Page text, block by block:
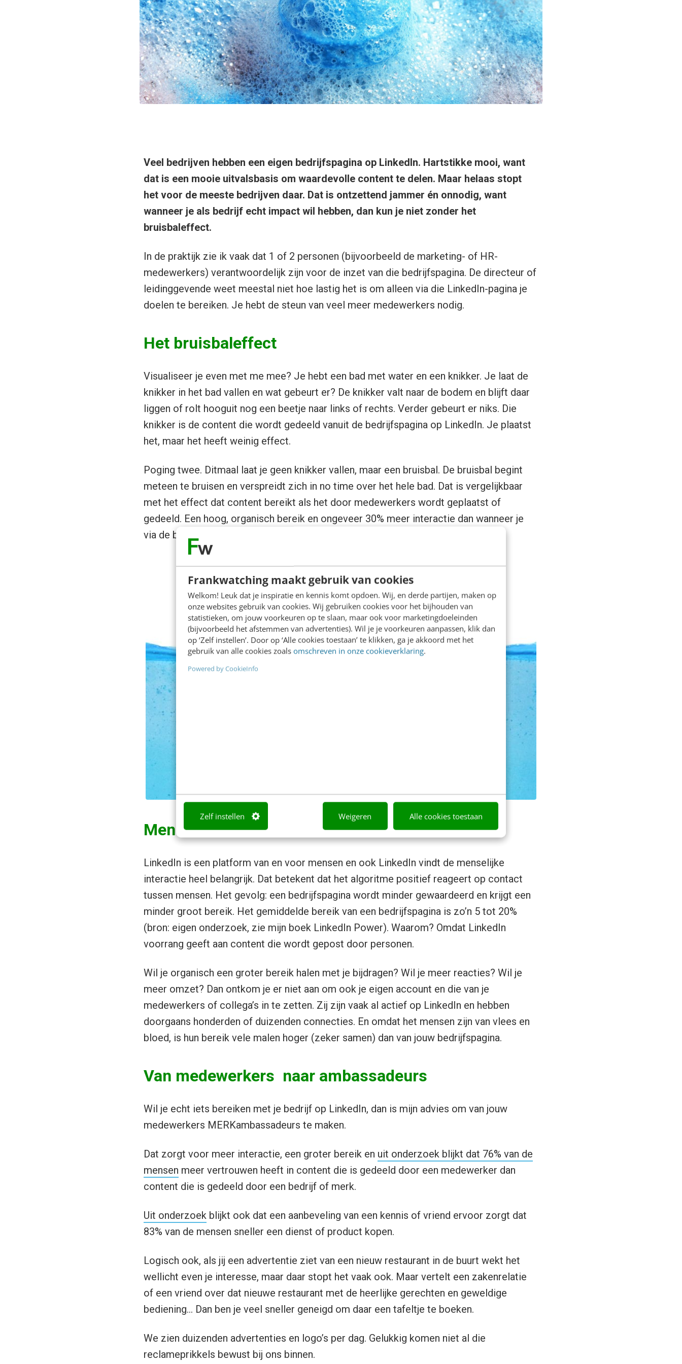
Frankwatching maakt gebruik van cookies
Welkom! Leuk dat je inspiratie en kennis komt opdoen. Wij, en derde partijen, maken op
onze websites gebruik van cookies. Wij gebruiken cookies voor het bijhouden van
statistieken, om jouw voorkeuren op te slaan, maar ook voor marketingdoeleinden
(bijvoorbeeld het afstemmen van advertenties). Wil je je voorkeuren aanpassen, klik dan
op ‘Zelf instellen’. Door op ‘Alle cookies toestaan’ te klikken, ga je akkoord met het
gebruik van alle cookies zoals omschreven in onze cookieverklaring.
Powered by CookieInfo
Zelf instellen Weigeren Alle cookies toestaan
Veel bedrijven hebben een eigen bedrijfspagina op LinkedIn. Hartstikke mooi, want
dat is een mooie uitvalsbasis om waardevolle content te delen. Maar helaas stopt
het voor de meeste bedrijven daar. Dat is ontzettend jammer én onnodig, want
wanneer je als bedrijf echt impact wil hebben, dan kun je niet zonder het
bruisbaleffect.
In de praktijk zie ik vaak dat 1 of 2 personen (bijvoorbeeld de marketing- of HR-
medewerkers) verantwoordelijk zijn voor de inzet van die bedrijfspagina. De directeur of
leidinggevende weet meestal niet hoe lastig het is om alleen via die LinkedIn-pagina je
doelen te bereiken. Je hebt de steun van veel meer medewerkers nodig.
Het bruisbaleffect
Visualiseer je even met me mee? Je hebt een bad met water en een knikker. Je laat de
knikker in het bad vallen en wat gebeurt er? De knikker valt naar de bodem en blijft daar
liggen of rolt hooguit nog een beetje naar links of rechts. Verder gebeurt er niks. Die
knikker is de content die wordt gedeeld vanuit de bedrijfspagina op LinkedIn. Je plaatst
het, maar het heeft weinig effect.
Poging twee. Ditmaal laat je geen knikker vallen, maar een bruisbal. De bruisbal begint
meteen te bruisen en verspreidt zich in no time over het hele bad. Dat is ver­gelijkbaar
met het effect dat content bereikt als het door medewerkers wordt geplaatst of
gedeeld. Een hoog, organisch bereik en ongeveer 30% meer interactie dan wanneer je
via de bedrijfspagina communiceert. Dat is wat je wil: het bruisbaleffect!
Mensen houden van mensen
LinkedIn is een platform van en voor mensen en ook LinkedIn vindt de menselijke
interactie heel belangrijk. Dat betekent dat het algoritme positief reageert op contact
tussen mensen. Het gevolg: een bedrijfspagina wordt minder gewaardeerd en krijgt een
minder groot bereik. Het gemiddelde bereik van een bedrijfspagina is zo’n 5 tot 20%
(bron: eigen onderzoek, zie mijn boek LinkedIn Power). Waarom? Omdat LinkedIn
voorrang geeft aan content die wordt gepost door personen.
Wil je organisch een groter bereik halen met je bijdragen? Wil je meer reacties? Wil je
meer omzet? Dan ontkom je er niet aan om ook je eigen account en die van je
medewerkers of collega’s in te zetten. Zij zijn vaak al actief op LinkedIn en hebben
doorgaans honderden of duizenden connecties. En omdat het mensen zijn van vlees en
bloed, is hun bereik vele malen hoger (zeker samen) dan van jouw bedrijfspagina.
Van medewerkers naar ambassadeurs
Wil je echt iets bereiken met je bedrijf op LinkedIn, dan is mijn advies om van jouw
medewerkers MERKambassadeurs te maken.
Dat zorgt voor meer interactie, een groter bereik en uit onderzoek blijkt dat 76% van de
mensen meer vertrouwen heeft in content die is gedeeld door een medewerker dan
content die is gedeeld door een bedrijf of merk.
Uit onderzoekblijkt ook dat een aanbeveling van een kennis of vriend ervoor zorgt dat
83% van de mensen sneller een dienst of product kopen.
Logisch ook, als jij een advertentie ziet van een nieuw restaurant in de buurt wekt het
wellicht even je interesse, maar daar stopt het vaak ook. Maar vertelt een zakenrelatie
of een vriend over dat nieuwe restaurant met de heerlijke gerechten en geweldige
bediening… Dan ben je veel sneller geneigd om daar een tafeltje te boeken.
We zien duizenden advertenties en logo’s per dag. Gelukkig komen niet al die
reclameprikkels bewust bij ons binnen.